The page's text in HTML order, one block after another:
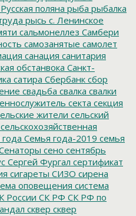
Русская поляна рыба рыбалка
рысь с. Ленинское
сальмонеллез Самбери
самозанятые самолет
санация санитария
обстанвока Санкт-
сатира Сбербанк сбор
свадьба свалка свалки
секта секция
жители сельский
сельскохозяйственная
Семья года-2019 семья
сено сентябрь
Сергей Фургал сертификат
сигареты СИЗО сирена
оповещения система
России СК РФ СК РФ по
сквер сквер